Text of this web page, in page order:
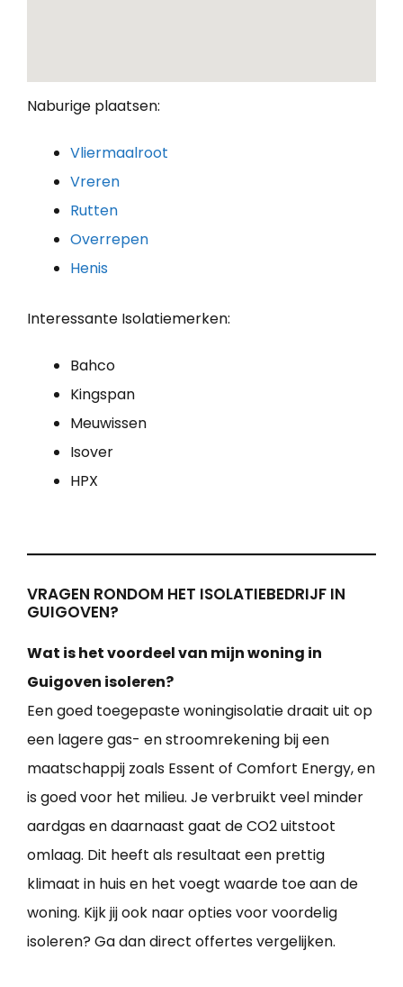
Naburige plaatsen:
Vliermaalroot
Vreren
Rutten
Overrepen
Henis
Interessante Isolatiemerken:
Bahco
Kingspan
Meuwissen
Isover
HPX
VRAGEN RONDOM HET ISOLATIEBEDRIJF IN
GUIGOVEN?
Wat is het voordeel van mijn woning in
Guigoven isoleren?
Een goed toegepaste woningisolatie draait uit op
een lagere gas- en stroomrekening bij een
maatschappij zoals Essent of Comfort Energy, en
is goed voor het milieu. Je verbruikt veel minder
aardgas en daarnaast gaat de CO2 uitstoot
omlaag. Dit heeft als resultaat een prettig
klimaat in huis en het voegt waarde toe aan de
woning. Kijk jij ook naar opties voor voordelig
isoleren? Ga dan direct offertes vergelijken.